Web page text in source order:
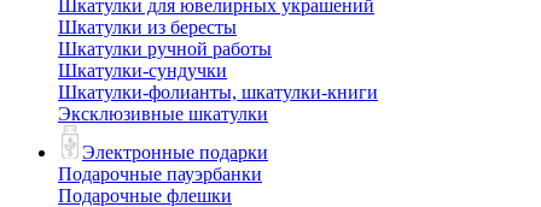
Шкатулки для ювелирных украшений
Шкатулки из бересты
Шкатулки ручной работы
Шкатулки-сундучки
Шкатулки-фолианты, шкатулки-книги
Эксклюзивные шкатулки
Электронные подарки
Подарочные пауэрбанки
Подарочные флешки